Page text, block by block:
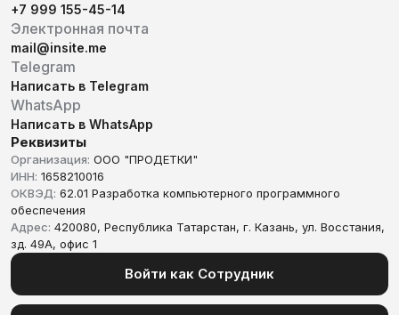
+7 999 155-45-14
Электронная почта
mail@insite.me
Telegram
Написать в Telegram
WhatsApp
Написать в WhatsApp
Реквизиты
Организация: ООО "ПРОДЕТКИ"
ИНН: 1658210016
ОКВЭД: 62.01 Разработка компьютерного программного
обеспечения
Адрес: 420080, Республика Татарстан, г. Казань, ул. Восстания,
зд. 49А, офис 1
Войти как Сотрудник